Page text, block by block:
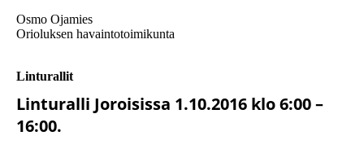
Osmo Ojamies
Orioluksen havaintotoimikunta
Linturallit
Linturalli Joroisissa 1.10.2016 klo 6:00 –
16:00.